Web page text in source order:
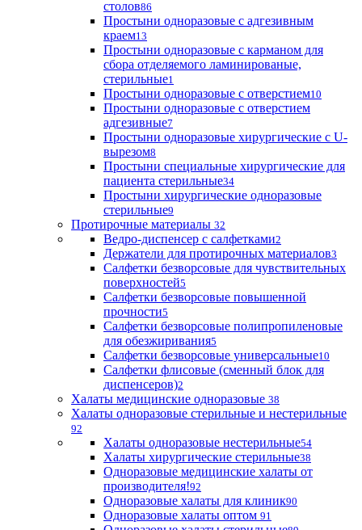
столов86
Простыни одноразовые с адгезивным
краем13
Простыни одноразовые с карманом для
сбора отделяемого ламинированые,
стерильные1
Простыни одноразовые с отверстием10
Простыни одноразовые с отверстием
адгезивные7
Простыни одноразовые хирургические с U-
вырезом8
Простыни специальные хирургические для
пациента стерильные34
Простыни хирургические одноразовые
стерильные9
Протирочные материалы 32
Ведро-диспенсер с салфетками2
Держатели для протирочных материалов3
Салфетки безворсовые для чувствительных
поверхностей5
Салфетки безворсовые повышенной
прочности5
Салфетки безворсовые полипропиленовые
для обезжиривания5
Салфетки безворсовые универсальные10
Салфетки флисовые (сменный блок для
диспенсеров)2
Халаты медицинские одноразовые 38
Халаты одноразовые стерильные и нестерильные
92
Халаты одноразовые нестерильные54
Халаты хирургические стерильные38
Одноразовые медицинские халаты от
производителя!92
Одноразовые халаты для клиник90
Одноразовые халаты оптом 91